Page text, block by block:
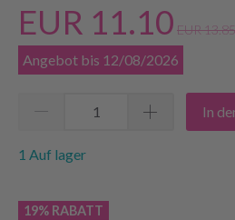
EUR 11.10 EUR 13.85
Angebot bis 12/08/2026
In
1 Auf lager
19% RABATT